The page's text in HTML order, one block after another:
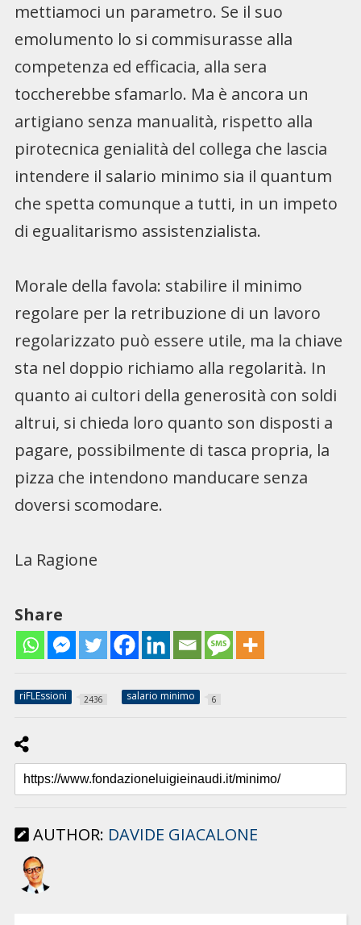
mettiamoci un parametro. Se il suo
emolumento lo si commisurasse alla
competenza ed efficacia, alla sera
toccherebbe sfamarlo. Ma è ancora un
artigiano senza manualità, rispetto alla
pirotecnica genialità del collega che lascia
intendere il salario minimo sia il quantum
che spetta comunque a tutti, in un impeto
di egualitarismo assistenzialista.
Morale della favola: stabilire il minimo
regolare per la retribuzione di un lavoro
regolarizzato può essere utile, ma la chiave
sta nel doppio richiamo alla regolarità. In
quanto ai cultori della generosità con soldi
altrui, si chieda loro quanto son disposti a
pagare, possibilmente di tasca propria, la
pizza che intendono manducare senza
doversi scomodare.
La Ragione
Share
riFLEssioni 2436 salario minimo 6
AUTHOR: DAVIDE GIACALONE